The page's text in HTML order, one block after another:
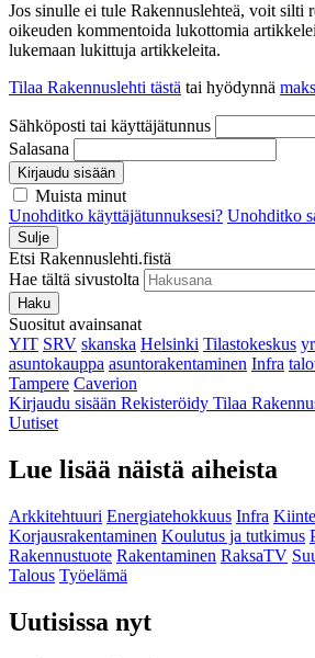
Jos sinulle ei tule Rakennuslehteä, voit silti
oikeuden kommentoida lukottomia
lukemaan lukittuja artikkeleita.
Tilaa Rakennuslehti tästä tai hyödynnä
Sähköposti tai käyttäjätunnus
Salasana
Kirjaudu sisään
Muista minut
Unohditko käyttäjätunnuksesi? Unohditko
Sulje
Etsi Rakennuslehti.fistä
Hae tältä sivustolta
Haku
Suositut avainsanat
YIT SRV skanska Helsinki Tilastokeskus
asuntokauppa asuntorakentaminen Infra
Tampere Caverion
Kirjaudu sisään Rekisteröidy Tilaa
Uutiset
Lue lisää näistä aiheista
Arkkitehtuuri Energiatehokkuus Infra
Korjausrakentaminen Koulutus ja tutkimus
Rakennustuote Rakentaminen RaksaTV
Talous Työelämä
Uutisissa nyt